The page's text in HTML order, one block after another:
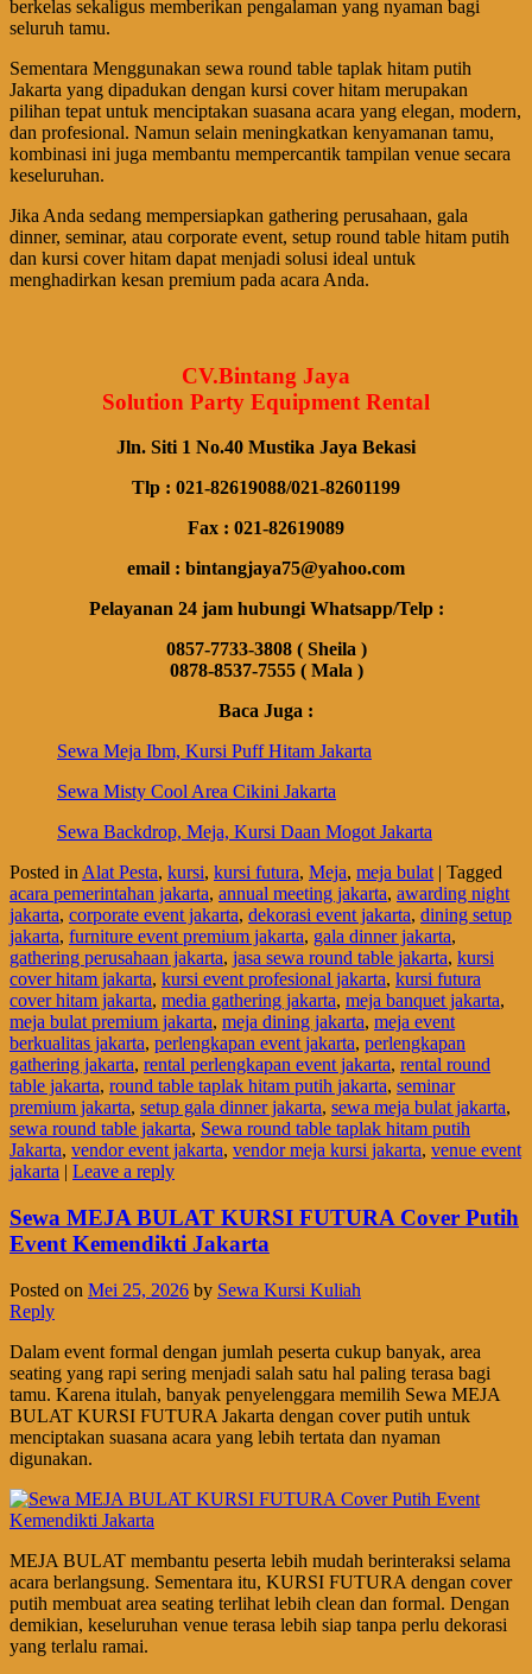
berkelas sekaligus memberikan pengalaman yang nyaman bagi
seluruh tamu.
Sementara Menggunakan sewa round table taplak hitam putih
Jakarta yang dipadukan dengan kursi cover hitam merupakan
pilihan tepat untuk menciptakan suasana acara yang elegan, modern,
dan profesional. Namun selain meningkatkan kenyamanan tamu,
kombinasi ini juga membantu mempercantik tampilan venue secara
keseluruhan.
Jika Anda sedang mempersiapkan gathering perusahaan, gala
dinner, seminar, atau corporate event, setup round table hitam putih
dan kursi cover hitam dapat menjadi solusi ideal untuk
menghadirkan kesan premium pada acara Anda.
CV.Bintang Jaya
Solution Party Equipment Rental
Jln. Siti 1 No.40 Mustika Jaya Bekasi
Tlp : 021-82619088/021-82601199
Fax : 021-82619089
email : bintangjaya75@yahoo.com
Pelayanan 24 jam hubungi Whatsapp/Telp :
0857-7733-3808 ( Sheila )
0878-8537-7555 ( Mala )
Baca Juga :
Sewa Meja Ibm, Kursi Puff Hitam Jakarta
Sewa Misty Cool Area Cikini Jakarta
Sewa Backdrop, Meja, Kursi Daan Mogot Jakarta
Posted in Alat Pesta, kursi, kursi futura, Meja, meja bulat | Tagged
acara pemerintahan jakarta, annual meeting jakarta, awarding night
jakarta, corporate event jakarta, dekorasi event jakarta, dining setup
jakarta, furniture event premium jakarta, gala dinner jakarta,
gathering perusahaan jakarta, jasa sewa round table jakarta, kursi
cover hitam jakarta, kursi event profesional jakarta, kursi futura
cover hitam jakarta, media gathering jakarta, meja banquet jakarta,
meja bulat premium jakarta, meja dining jakarta, meja event
berkualitas jakarta, perlengkapan event jakarta, perlengkapan
gathering jakarta, rental perlengkapan event jakarta, rental round
table jakarta, round table taplak hitam putih jakarta, seminar
premium jakarta, setup gala dinner jakarta, sewa meja bulat jakarta,
sewa round table jakarta, Sewa round table taplak hitam putih
Jakarta, vendor event jakarta, vendor meja kursi jakarta, venue event
jakarta | Leave a reply
Sewa MEJA BULAT KURSI FUTURA Cover Putih
Event Kemendikti Jakarta
Posted on Mei 25, 2026 by Sewa Kursi Kuliah
Reply
Dalam event formal dengan jumlah peserta cukup banyak, area
seating yang rapi sering menjadi salah satu hal paling terasa bagi
tamu. Karena itulah, banyak penyelenggara memilih Sewa MEJA
BULAT KURSI FUTURA Jakarta dengan cover putih untuk
menciptakan suasana acara yang lebih tertata dan nyaman
digunakan.
MEJA BULAT membantu peserta lebih mudah berinteraksi selama
acara berlangsung. Sementara itu, KURSI FUTURA dengan cover
putih membuat area seating terlihat lebih clean dan formal. Dengan
demikian, keseluruhan venue terasa lebih siap tanpa perlu dekorasi
yang terlalu ramai.